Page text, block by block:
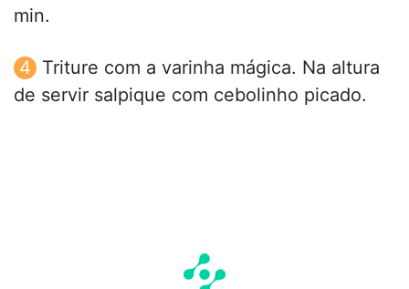
min.
Triture com a varinha mágica. Na altura
de servir salpique com cebolinho picado.